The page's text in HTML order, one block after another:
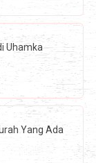
Uhamka
Yang Ada